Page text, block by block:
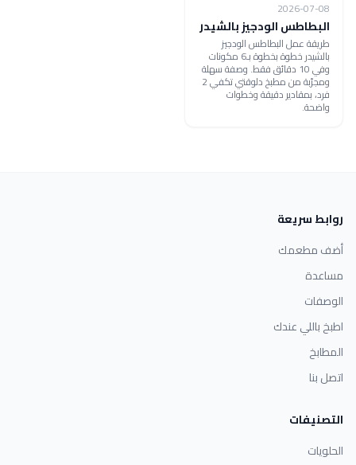
2026-07-08
البطاطس الودجيز بالشيدر
طريقة عمل البطاطس الودجيز
بالشيدر خطوة بخطوة بـ6 مكونات
وفي 10 دقائق فقط. وصفة سهلة
ومجرّبة من مطبخ دلوقتي تكفي 2
فرد، بمقادير دقيقة وخطوات
واضحة.
روابط سريعة
أضف مطعمك
مساعدة
الوصفات
اطبخ باللي عندك
المطابخ
اتصل بنا
التصنيفات
الحلويات